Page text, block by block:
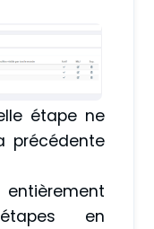
étape ne
précédente
en